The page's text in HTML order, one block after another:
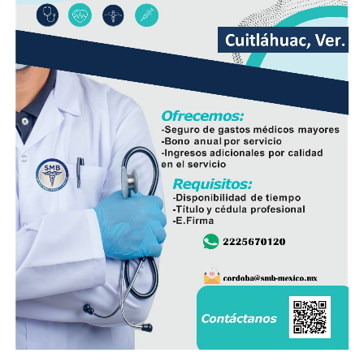
demandas de los habitantes de esta comunidad.
Durante años, el abastecimiento dependió de un pozo
cuyo nivel de operación resultaba insuficiente, situación
que provocaba interrupciones constantes en el servicio,
especialmente en las viviendas ubicadas en las zonas
más altas.
Vecinos señalaron que durante la temporada de sequía
la escasez de agua se agravaba, obligando a muchas
familias a buscar alternativas para cubrir sus
necesidades diarias.
Dulce María Alducin Vallejo, habitante de la comunidad,
explicó que la petición fue presentada ante las
autoridades municipales y que, tras las gestiones
realizadas en conjunto con Hidrosistema, fue posible
concretar la obra que hoy permite mejorar el
suministro.